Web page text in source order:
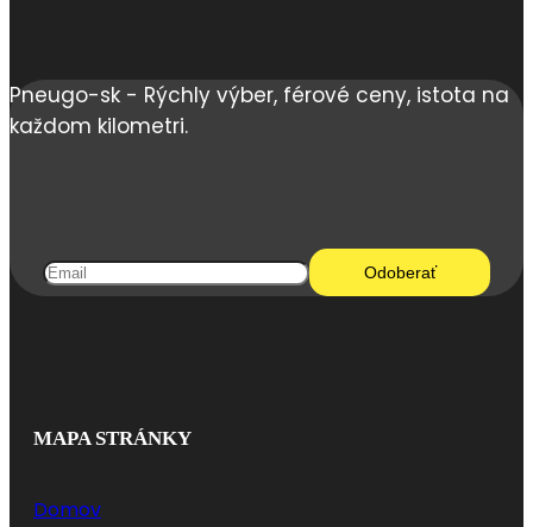
Pneugo-sk - Rýchly výber, férové ceny, istota na
každom kilometri.
MAPA STRÁNKY
Domov